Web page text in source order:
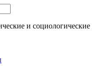
и социологические